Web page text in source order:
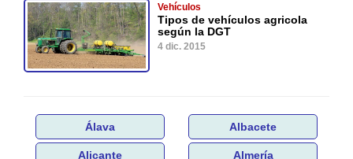
Vehículos
Tipos de vehículos agricola
según la DGT
4 dic. 2015
Álava Albacete
Alicante Almería